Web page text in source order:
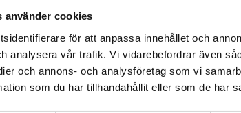
använder cookies
för att anpassa innehållet och
analysera vår trafik. Vi vidarebefordrar även
och annons- och analysföretag som vi
som du har tillhandahållit eller som de har